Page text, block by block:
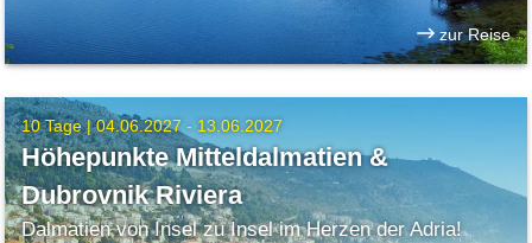
zur Reise
10 Tage |04.06.2027 - 13.06.2027
Höhepunkte Mitteldalmatien &
Dubrovnik Riviera
Dalmatien von Insel zu Insel im Herzen der Adria!